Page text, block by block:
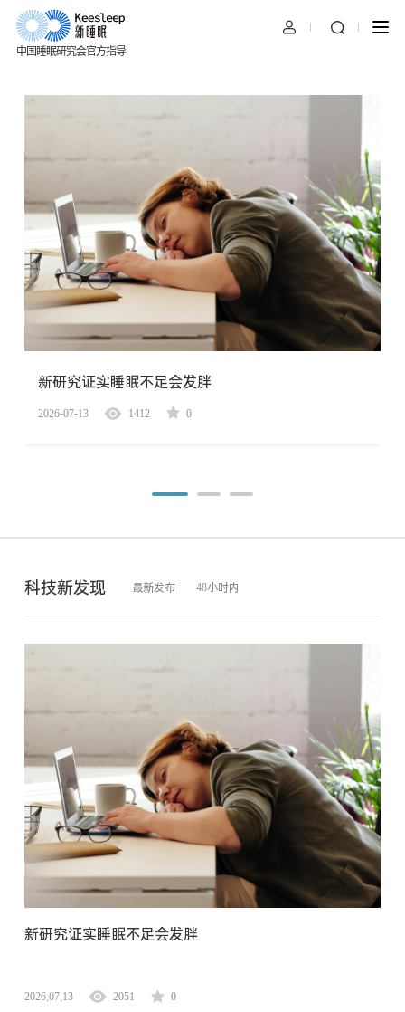
中国睡眠研究会官方指导
新研究证实睡眠不足会发胖
2026-07-13 1412 0
科技新发现 最新发布 48小时内
新研究证实睡眠不足会发胖
2026.07.13 2051 0